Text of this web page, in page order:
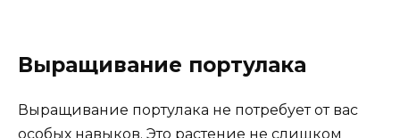
Выращивание портулака
Выращивание портулака не потребует от вас
особых навыков. Это растение не слишком